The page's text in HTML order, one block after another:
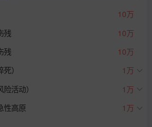
保险（互联网）条
应责任保险（互
紧急医疗转运及送
行李物品损失保险
人责任保险条款
）；
伤害保险（互联
10万
残
10万
残
10万
）
1万
活动）
1万
性高原
1万